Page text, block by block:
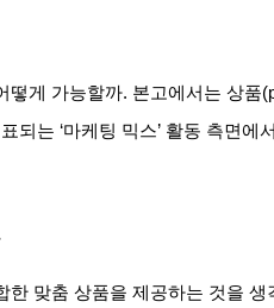
떻게 가능할까. 본고에서는 상품
되는 ‘마케팅 믹스’ 활동 측면에
한 맞춤 상품을 제공하는 것을 생